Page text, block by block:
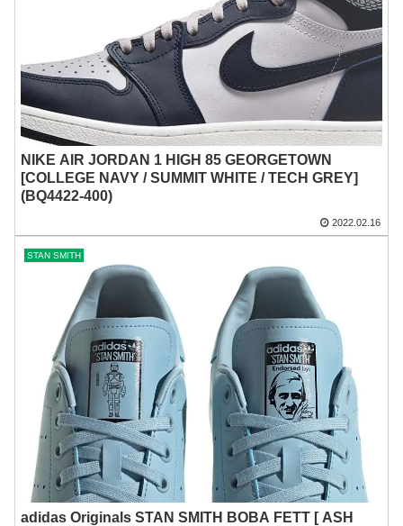
NIKE AIR JORDAN 1 HIGH 85 GEORGETOWN
[COLLEGE NAVY / SUMMIT WHITE / TECH GREY]
(BQ4422-400)
2022.02.16
STAN SMITH
adidas Originals STAN SMITH BOBA FETT [ ASH